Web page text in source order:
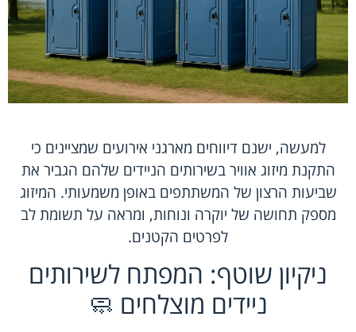
למעשה, ישנם דיווחים מארגני אירועים שמציינים כי
התקנת מיזוג אוויר בשירותים הניידים שלהם הגביר את
שביעות הרצון של המשתתפים באופן משמעותי. המיזוג
מספק תחושה של יוקרה ונוחות, ומראה על תשומת לב
לפרטים הקטנים.
ניקיון שוטף: המפתח לשירותים
ניידים מוצלחים 🧼